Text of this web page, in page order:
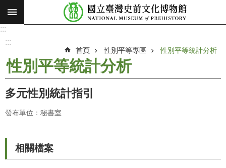
跳到主要內容區塊
搜
願
使
命
消
:::
:::
首頁 性別平等專區 性別平等統計分析
性別平等統計分析
多元性別統計指引
發布單位：秘書室
相關檔案